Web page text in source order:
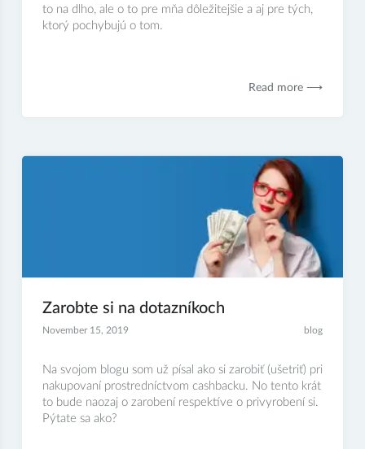
to na dlho, ale o to pre mňa dôležitejšie a aj pre tých,
ktorý pochybujú o tom.
Read more ⟶
Zarobte si na dotazníkoch
November 15, 2019 blog
Na svojom blogu som už písal ako si zarobiť (ušetriť) pri
nakupovaní prostredníctvom cashbacku. No tento krát
to bude naozaj o zarobení respektíve o privyrobení si.
Pýtate sa ako?